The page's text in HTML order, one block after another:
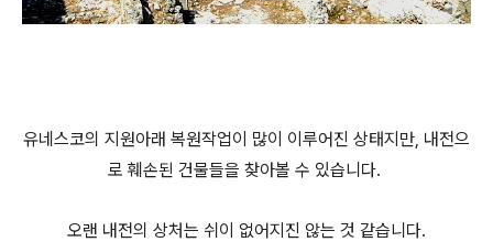
유네스코의 지원아래 복원작업이 많이 이루어진 상태지만, 내전으
로 훼손된 건물들을 찾아볼 수 있습니다.
오랜 내전의 상처는 쉬이 없어지진 않는 것 같습니다.